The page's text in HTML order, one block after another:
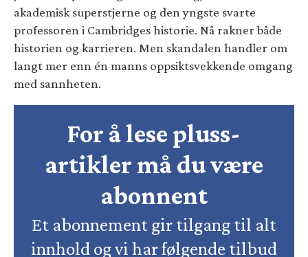
akademisk superstjerne og den yngste svarte
professoren i Cambridges historie. Nå rakner både
historien og karrieren. Men skandalen handler om
langt mer enn én manns oppsiktsvekkende omgang
med sannheten.
For å lese pluss-
artikler må du være
abonnent
Et abonnement gir tilgang til alt
innhold og vi har følgende tilbud